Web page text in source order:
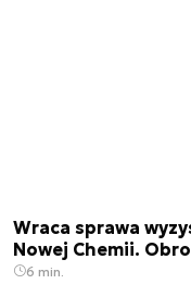
Wraca sprawa
Nowej Chemii.
6 min.